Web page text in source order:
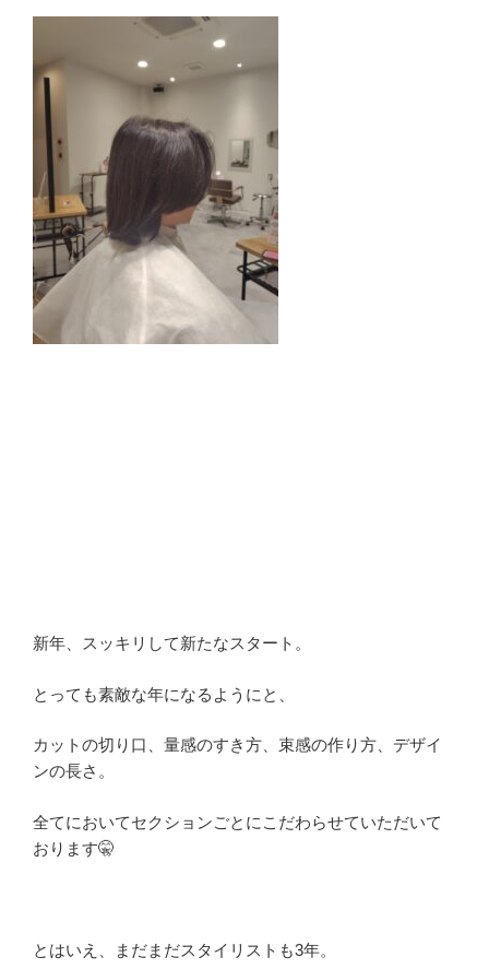
新年、スッキリして新たなスタート。
とっても素敵な年になるようにと、
カットの切り口、量感のすき方、束感の作り方、デザイ
ンの長さ。
全てにおいてセクションごとにこだわらせていただいて
おります🤫
とはいえ、まだまだスタイリストも3年。